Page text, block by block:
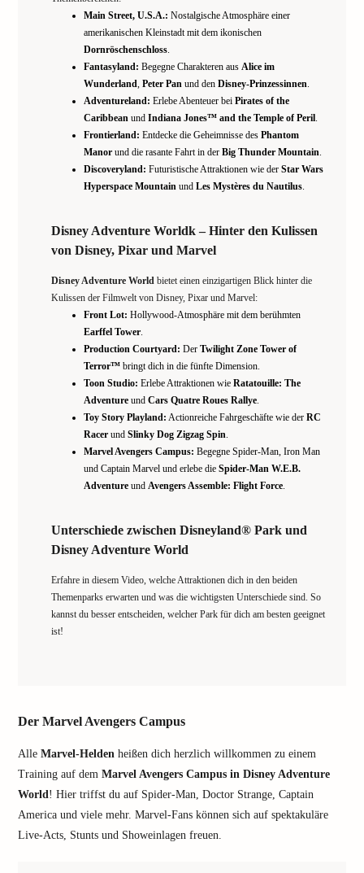
Main Street, U.S.A.: Nostalgische Atmosphäre einer
amerikanischen Kleinstadt mit dem ikonischen
Dornröschenschloss.
Fantasyland: Begegne Charakteren aus Alice im
Wunderland, Peter Pan und den Disney-Prinzessinnen.
Adventureland: Erlebe Abenteuer bei Pirates of the
Caribbean und Indiana Jones™ and the Temple of Peril.
Frontierland: Entdecke die Geheimnisse des Phantom
Manor und die rasante Fahrt in der Big Thunder Mountain.
Discoveryland: Futuristische Attraktionen wie der Star Wars
Hyperspace Mountain und Les Mystères du Nautilus.
Disney Adventure Worldk – Hinter den Kulissen
von Disney, Pixar und Marvel
Disney Adventure World bietet einen einzigartigen Blick hinter die
Kulissen der Filmwelt von Disney, Pixar und Marvel:
Front Lot: Hollywood-Atmosphäre mit dem berühmten
Earffel Tower.
Production Courtyard: Der Twilight Zone Tower of
Terror™ bringt dich in die fünfte Dimension.
Toon Studio: Erlebe Attraktionen wie Ratatouille: The
Adventure und Cars Quatre Roues Rallye.
Toy Story Playland: Actionreiche Fahrgeschäfte wie der RC
Racer und Slinky Dog Zigzag Spin.
Marvel Avengers Campus: Begegne Spider-Man, Iron Man
und Captain Marvel und erlebe die Spider-Man W.E.B.
Adventure und Avengers Assemble: Flight Force.
Unterschiede zwischen Disneyland® Park und
Disney Adventure World
Erfahre in diesem Video, welche Attraktionen dich in den beiden
Themenparks erwarten und was die wichtigsten Unterschiede sind. So
kannst du besser entscheiden, welcher Park für dich am besten geeignet
ist!
Der Marvel Avengers Campus
Alle Marvel-Helden heißen dich herzlich willkommen zu einem
Training auf dem Marvel Avengers Campus in Disney Adventure
World! Hier triffst du auf Spider-Man, Doctor Strange, Captain
America und viele mehr. Marvel-Fans können sich auf spektakuläre
Live-Acts, Stunts und Showeinlagen freuen.